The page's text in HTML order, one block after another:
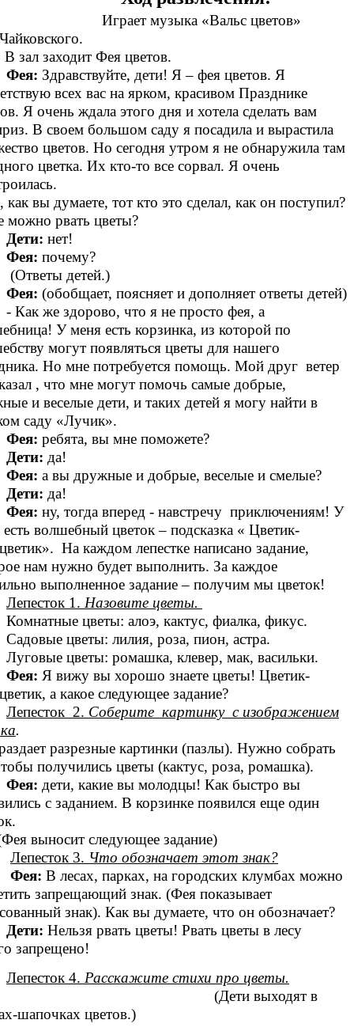
Играет музыка «Вальс цветов»
заходит Фея цветов.
Фея: Здравствуйте, дети! Я – фея цветов. Я
всех вас на ярком, красивом Празднике
Я очень ждала этого дня и хотела сделать вам
В своем большом саду я посадила и вырастила
цветов. Но сегодня утром я не обнаружила там
цветка. Их кто-то все сорвал. Я очень
как вы думаете, тот кто это сделал, как он поступил?
можно рвать цветы?
Дети: нет!
Фея: почему?
(Ответы детей.)
Фея: (обобщает, поясняет и дополняет ответы детей)
- Как же здорово, что я не просто фея, а
У меня есть корзинка, из которой по
могут появляться цветы для нашего
Но мне потребуется помощь. Мой друг ветер
, что мне могут помочь самые добрые,
и веселые дети, и таких детей я могу найти в
саду «Лучик».
Фея: ребята, вы мне поможете?
Дети: да!
Фея: а вы дружные и добрые, веселые и смелые?
Дети: да!
Фея: ну, тогда вперед - навстречу приключениям! У
волшебный цветок – подсказка « Цветик-
На каждом лепестке написано задание,
нам нужно будет выполнить. За каждое
выполненное задание – получим мы цветок!
Лепесток 1. Назовите цветы.
Комнатные цветы: алоэ, кактус, фиалка, фикус.
Садовые цветы: лилия, роза, пион, астра.
Луговые цветы: ромашка, клевер, мак, васильки.
Фея: Я вижу вы хорошо знаете цветы! Цветик-
а какое следующее задание?
Лепесток 2. Соберите картинку с изображением
.
разрезные картинки (пазлы). Нужно собрать
получились цветы (кактус, роза, ромашка).
Фея: дети, какие вы молодцы! Как быстро вы
с заданием. В корзинке появился еще один
выносит следующее задание)
Лепесток 3. Что обозначает этот знак?
Фея: В лесах, парках, на городских клумбах можно
запрещающий знак. (Фея показывает
знак). Как вы думаете, что он обозначает?
Дети: Нельзя рвать цветы! Рвать цветы в лесу
запрещено!
Лепесток 4. Расскажите стихи про цветы.
выходят в
шапочках цветов.)